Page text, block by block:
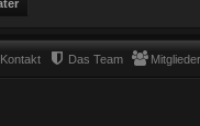
Mitglieder
Das Team
Kontakt